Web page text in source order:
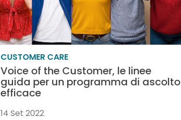
CUSTOMER CARE
Voice of the Customer, le linee
guida per un programma di ascolto
efficace
14 Set 2022